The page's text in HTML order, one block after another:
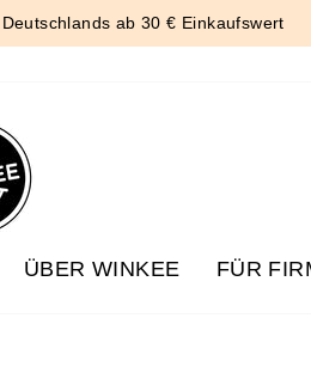
Deutschlands ab 30 € Einkaufswert
ÜBER WINKEE FÜR